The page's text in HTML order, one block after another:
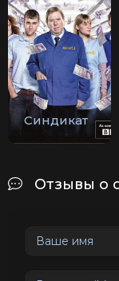
Синдикат
Отзывы о